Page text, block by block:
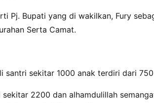
Pj. Bupati yang di wakilkan, Fury
Serta Camat.
santri sekitar 1000 anak terdiri dari
2200 dan alhamdulillah